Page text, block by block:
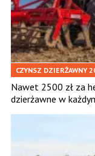
CZYNSZ DZIERŻAWNY
Nawet 2500 zł za
dzierżawne w